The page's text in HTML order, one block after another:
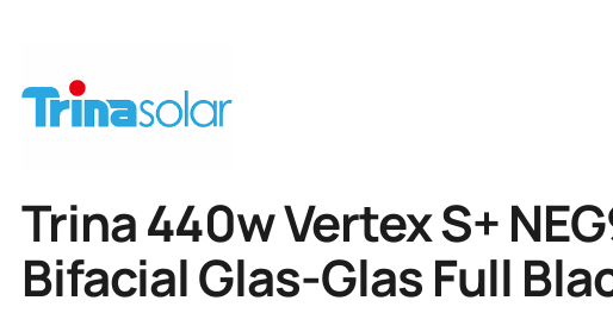
Trina 440w Vertex S+
Bifacial Glas-Glas Full